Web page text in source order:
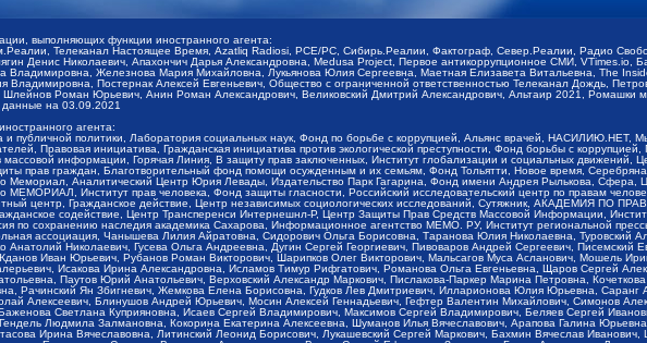
выполняющих функции иностранного агента:
Телеканал Настоящее Время, Azatliq Radiosi, PCE/PC, Сибирь.Реалии, Фактограф, Север.Реалии, Радио
Денис Николаевич, Апахончич Дарья Александровна, Medusa Project, Первое антикоррупционное СМИ,
Железнова Мария Михайловна, Лукьянова Юлия Сергеевна, Маетная Елизавета Витальевна, The
Владимировна, Постернак Алексей Евгеньевич, Общество с ограниченной ответственностью Телеканал Дождь,
Роман Юрьевич, Анин Роман Александрович, Великовский Дмитрий Александрович, Альтаир 2021, Ромашки
данные на 03.09.2021
агента:
публичной политики, Лаборатория социальных наук, Фонд по борьбе с коррупцией, Альянс врачей,
Правовая инициатива, Гражданская инициатива против экологической преступности, Фонд борьбы с
массовой информации, Горячая Линия, В защиту прав заключенных, Институт глобализации и социальных
прав граждан, Благотворительный фонд помощи осужденным и их семьям, Фонд Тольятти, Новое время,
Мемориал, Аналитический Центр Юрия Левады, Издательство Парк Гагарина, Фонд имени Андрея Рылькова,
МЕМОРИАЛ, Институт прав человека, Фонд защиты гласности, Российский исследовательский центр по правам
центр, Гражданское действие, Центр независимых социологических исследований, Сутяжник, АКАДЕМИЯ ПО
содействие, Центр Трансперенси Интернешнл-Р, Центр Защиты Прав Средств Массовой Информации,
по сохранению наследия академика Сахарова, Информационное агентство МЕМО. РУ, Институт региональной
ассоциация, Чанышева Лилия Айратовна, Сидорович Ольга Борисовна, Таранова Юлия Николаевна, Туровский
Николаевич, Гусева Ольга Андреевна, Дугин Сергей Георгиевич, Пивоваров Андрей Сергеевич, Писемский
Иван Юрьевич, Рубанов Роман Викторович, Шарипков Олег Викторович, Мальсагов Муса Асланович, Мошель
Исакова Ирина Александровна, Исламов Тимур Рифгатович, Романова Ольга Евгеньевна, Щаров Сергей
Паутов Юрий Анатольевич, Верховский Александр Маркович, Пислакова-Паркер Марина Петровна,
Рачинский Ян Збигневич, Жемкова Елена Борисовна, Гудков Лев Дмитриевич, Илларионова Юлия Юрьевна,
Алексеевич, Блинушов Андрей Юрьевич, Мосин Алексей Геннадьевич, Гефтер Валентин Михайлович, Симонов
Светлана Куприяновна, Исаев Сергей Владимирович, Максимов Сергей Владимирович, Беляев Сергей
Людмила Залмановна, Кокорина Екатерина Алексеевна, Шуманов Илья Вячеславович, Арапова Галина
Ирина Вячеславовна, Литинский Леонид Борисович, Лукашевский Сергей Маркович, Бахмин Вячеслав